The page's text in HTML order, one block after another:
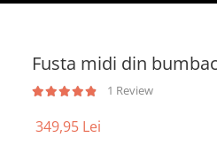
Fusta midi din
1 Review
349,95 Lei